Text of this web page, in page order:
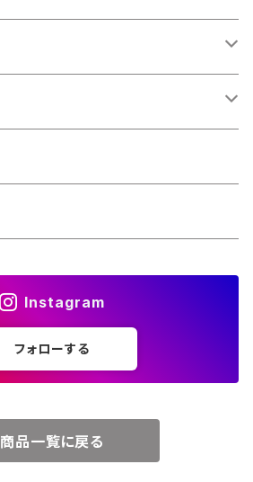
Instagram
フォローする
商品一覧に戻る